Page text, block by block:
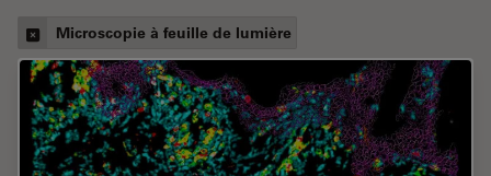
Microscopie à feuille de lumière